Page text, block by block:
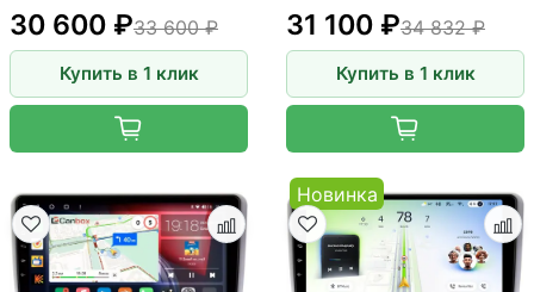
30 600 ₽33 600 ₽
Купить в 1 клик
31 100 ₽34 832 ₽
Купить в 1 клик
Новинка